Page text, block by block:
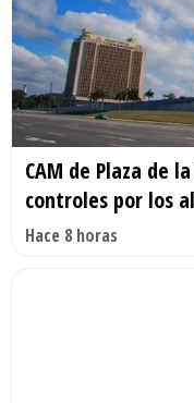
CAM de Plaza de
controles por los
Hace 8 horas